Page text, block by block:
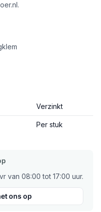
.
Verzinkt
Per stuk
van 08:00 tot 17:00 uur.
ons op